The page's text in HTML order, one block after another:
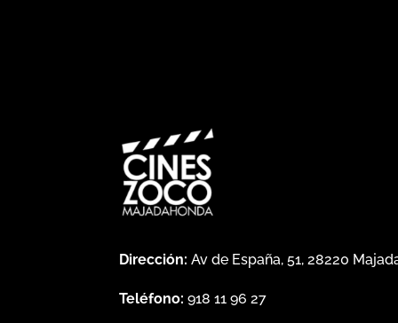
Dirección: Av de España, 51, 28220
Teléfono: 918 11 96 27